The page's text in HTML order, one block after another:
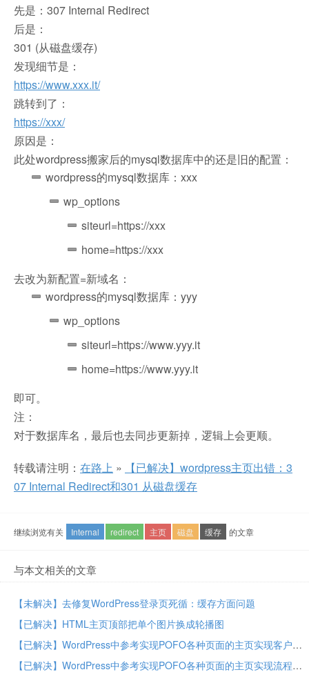
先是：307 Internal Redirect
后是：
301 (从磁盘缓存)
发现细节是：
https://www.xxx.it/
跳转到了：
https://xxx/
原因是：
此处wordpress搬家后的mysql数据库中的还是旧的配置：
wordpress的mysql数据库：xxx
wp_options
siteurl=https://xxx
home=https://xxx
去改为新配置=新域名：
wordpress的mysql数据库：yyy
wp_options
siteurl=https://www.yyy.it
home=https://www.yyy.it
即可。
注：
对于数据库名，最后也去同步更新掉，逻辑上会更顺。
转载请注明： 在路上 »
【已解决】wordpress主页出错：3
07 Internal Redirect和301 从磁盘缓存
继续浏览有关 Internal redirect 主页 磁盘 缓存 的文章
与本文相关的文章
【未解决】去修复WordPress登录页死循：缓存方面问题
【已解决】HTML主页顶部把单个图片换成轮播图
【已解决】WordPress中参考实现POFO各种页面的主页实现客户部分
【已解决】WordPress中参考实现POFO各种页面的主页实现流程部分